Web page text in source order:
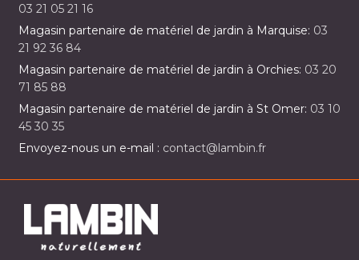
03 21 05 21 16
Magasin partenaire de matériel de jardin à Marquise: 03
21 92 36 84
Magasin partenaire de matériel de jardin à Orchies: 03 20
71 85 88
Magasin partenaire de matériel de jardin à St Omer: 03 10
45 30 35
Envoyez-nous un e-mail : contact@lambin.fr